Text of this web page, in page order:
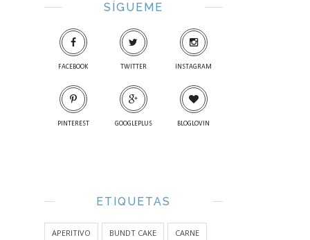
SÍGUEME
FACEBOOK TWITTER INSTAGRAM
PINTEREST GOOGLEPLUS BLOGLOVIN
ETIQUETAS
APERITIVO BUNDT CAKE CARNE